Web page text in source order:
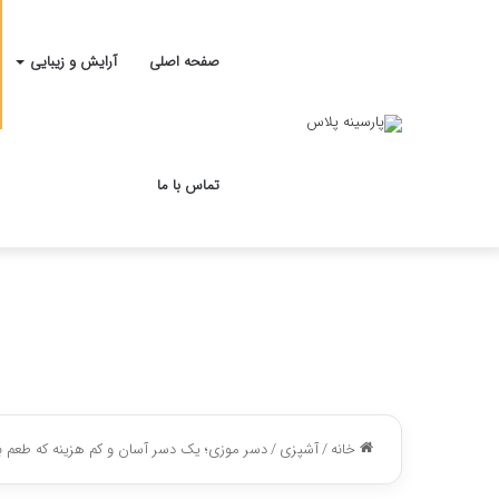
صفحه اصلی آرایش و زیبایی
تماس با ما
خانه/آشپزی/دسر موزی؛ یک دسر آسان و کم هزینه که